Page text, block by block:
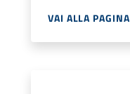
VAI ALLA PAGINA